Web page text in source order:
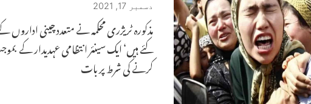
دسمبر 17, 2021
مذکورہ ٹریژری محکمہ نے متعدد چینی
کئے ہیں‘ ایک سینئر انتظامی عہدیدار کے
کرنے کی شرط پر بات